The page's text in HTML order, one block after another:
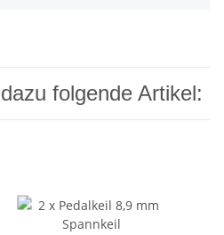
folgende Artikel: